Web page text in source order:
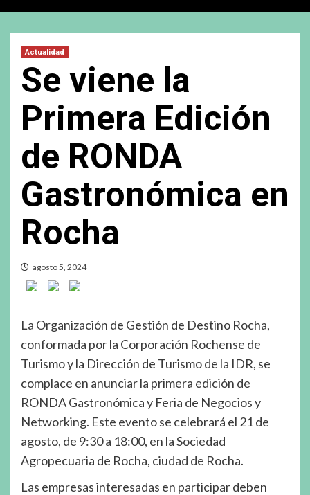
Actualidad
Se viene la
Primera Edición
de RONDA
Gastronómica en
Rocha
agosto 5, 2024
La Organización de Gestión de Destino Rocha,
conformada por la Corporación Rochense de
Turismo y la Dirección de Turismo de la IDR, se
complace en anunciar la primera edición de
RONDA Gastronómica y Feria de Negocios y
Networking. Este evento se celebrará el 21 de
agosto, de 9:30 a 18:00, en la Sociedad
Agropecuaria de Rocha, ciudad de Rocha.
Las empresas interesadas en participar deben